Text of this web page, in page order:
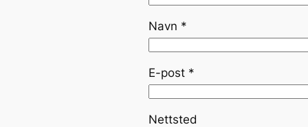
Navn *
E-post *
Nettsted